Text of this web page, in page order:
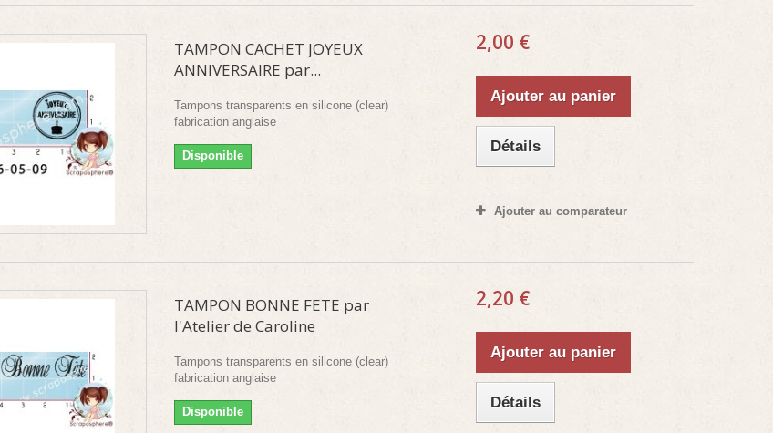
TAMPON CACHET JOYEUX
ANNIVERSAIRE par...
Tampons transparents en silicone (clear)
fabrication anglaise
Disponible
2,00 €
Ajouter au panier
Détails
Ajouter au comparateur
TAMPON BONNE FETE par
l'Atelier de Caroline
Tampons transparents en silicone (clear)
fabrication anglaise
Disponible
2,20 €
Ajouter au panier
Détails